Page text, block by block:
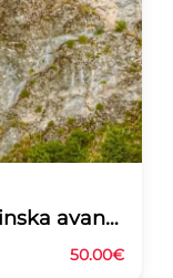
Via ferrata Lipovo – adrenalinska avantura
50.00€